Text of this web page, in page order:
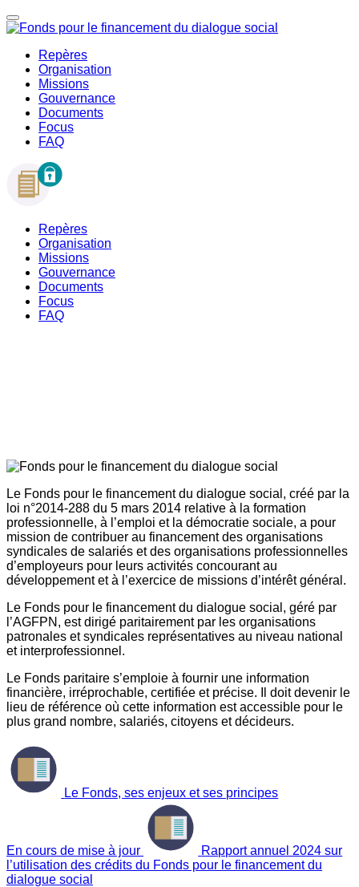
Repères
Organisation
Missions
Gouvernance
Documents
Focus
FAQ
Repères
Organisation
Missions
Gouvernance
Documents
Focus
FAQ
Le Fonds pour le financement du dialogue social, créé par la
loi n°2014-288 du 5 mars 2014 relative à la formation
professionnelle, à l’emploi et la démocratie sociale, a pour
mission de contribuer au financement des organisations
syndicales de salariés et des organisations professionnelles
d’employeurs pour leurs activités concourant au
développement et à l’exercice de missions d’intérêt général.
Le Fonds pour le financement du dialogue social, géré par
l’AGFPN, est dirigé paritairement par les organisations
patronales et syndicales représentatives au niveau national
et interprofessionnel.
Le Fonds paritaire s’emploie à fournir une information
financière, irréprochable, certifiée et précise. Il doit devenir le
lieu de référence où cette information est accessible pour le
plus grand nombre, salariés, citoyens et décideurs.
Le Fonds, ses enjeux et ses principes
En cours de mise à jour
Rapport annuel 2024 sur
l’utilisation des crédits du Fonds pour le financement du
dialogue social